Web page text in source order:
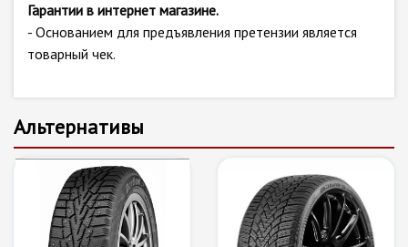
Гарантии в интернет магазине.
- Основанием для предъявления претензии является
товарный чек.
Альтернативы